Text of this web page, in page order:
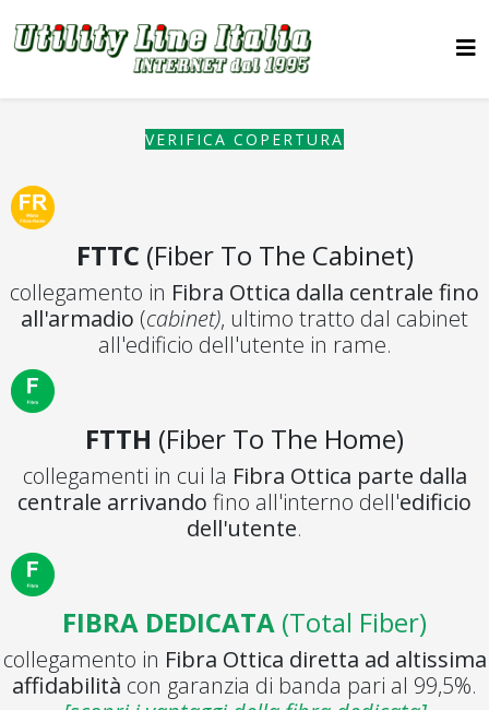
VERIFICA COPERTURA
FTTC (Fiber To The Cabinet)
collegamento in Fibra Ottica dalla centrale fino
all'armadio (cabinet), ultimo tratto dal cabinet
all'edificio dell'utente in rame.
FTTH (Fiber To The Home)
collegamenti in cui la Fibra Ottica parte dalla
centrale arrivando fino all'interno dell'edificio
dell'utente.
FIBRA DEDICATA (Total Fiber)
collegamento in Fibra Ottica diretta ad altissima
affidabilità con garanzia di banda pari al 99,5%.